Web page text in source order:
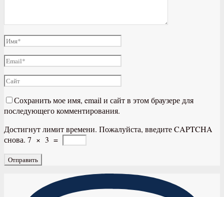
Сохранить мое имя, email и сайт в этом браузере для
последующего комментирования.
Достигнут лимит времени. Пожалуйста, введите CAPTCHA
снова. 7 × 3 =